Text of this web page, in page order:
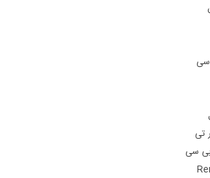
سی
تی
بی سی